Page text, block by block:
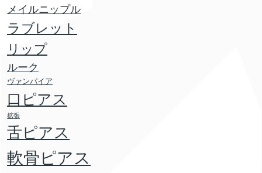
メイルニップル
ラブレット
リップ
ルーク
ヴァンパイア
口ピアス
拡張
舌ピアス
軟骨ピアス